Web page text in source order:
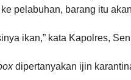
pelabuhan, barang itu
ikan,” kata Kapolres,
dipertanyakan ijin